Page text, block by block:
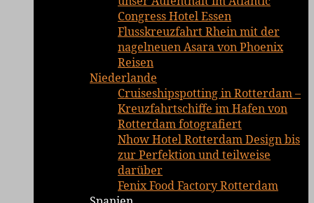
Congress Hotel Essen
Flusskreuzfahrt Rhein mit der
nagelneuen Asara von Phoenix
Reisen
Niederlande
Cruiseshipspotting in Rotterdam –
Kreuzfahrtschiffe im Hafen von
Rotterdam fotografiert
Nhow Hotel Rotterdam Design bis
zur Perfektion und teilweise
darüber
Fenix Food Factory Rotterdam